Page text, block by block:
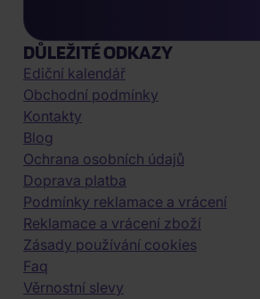
DŮLEŽITÉ ODKAZY
Ediční kalendář
Obchodní podmínky
Kontakty
Blog
Ochrana osobních údajů
Doprava platba
Podmínky reklamace a vrácení
Reklamace a vrácení zboží
Zásady používání cookies
Faq
Věrnostní slevy